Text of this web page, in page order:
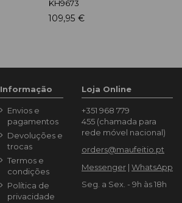
KH9673
109,95 €
Informação
Envios e
pagamentos
Devoluções e
trocas
Termos e
condições
Política de
privacidade
Loja Online
+351 968 779
455 (chamada para
rede móvel nacional)
orders@maufeitio.pt
Messenger | WhatsApp
Seg. a Sex. - 9h às 18h